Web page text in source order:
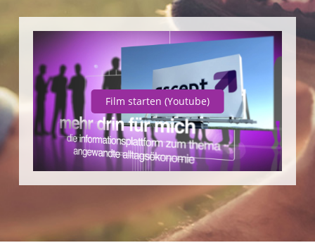
SparpotenzialCheck Vortrag finden
Film starten (Youtube)